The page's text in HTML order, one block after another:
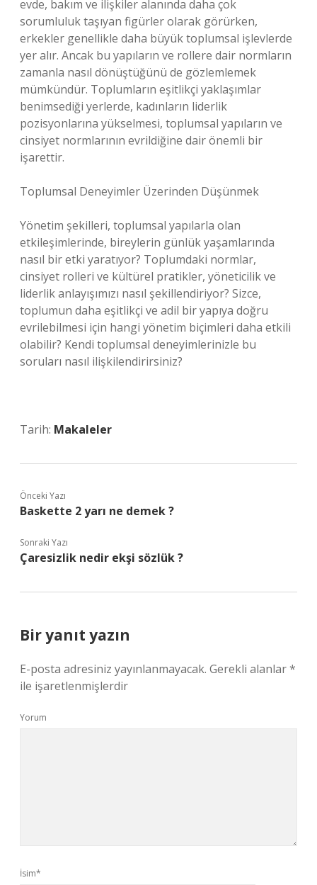
evde, bakım ve ilişkiler alanında daha çok
sorumluluk taşıyan figürler olarak görürken,
erkekler genellikle daha büyük toplumsal işlevlerde
yer alır. Ancak bu yapıların ve rollere dair normların
zamanla nasıl dönüştüğünü de gözlemlemek
mümkündür. Toplumların eşitlikçi yaklaşımlar
benimsediği yerlerde, kadınların liderlik
pozisyonlarına yükselmesi, toplumsal yapıların ve
cinsiyet normlarının evrildiğine dair önemli bir
işarettir.
Toplumsal Deneyimler Üzerinden Düşünmek
Yönetim şekilleri, toplumsal yapılarla olan
etkileşimlerinde, bireylerin günlük yaşamlarında
nasıl bir etki yaratıyor? Toplumdaki normlar,
cinsiyet rolleri ve kültürel pratikler, yöneticilik ve
liderlik anlayışımızı nasıl şekillendiriyor? Sizce,
toplumun daha eşitlikçi ve adil bir yapıya doğru
evrilebilmesi için hangi yönetim biçimleri daha etkili
olabilir? Kendi toplumsal deneyimlerinizle bu
soruları nasıl ilişkilendirirsiniz?
Tarih: Makaleler
Önceki Yazı
Baskette 2 yarı ne demek ?
Sonraki Yazı
Çaresizlik nedir ekşi sözlük ?
Bir yanıt yazın
E-posta adresiniz yayınlanmayacak. Gerekli alanlar*
ile işaretlenmişlerdir
Yorum
İsim*